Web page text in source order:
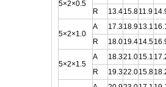
5×2×0.5
R
13.415.811.9
5×2×1.0
A 17.318.913.1
R
18.019.414.5
5×2×1.5
A 18.321.015.1
R
19.322.015.8